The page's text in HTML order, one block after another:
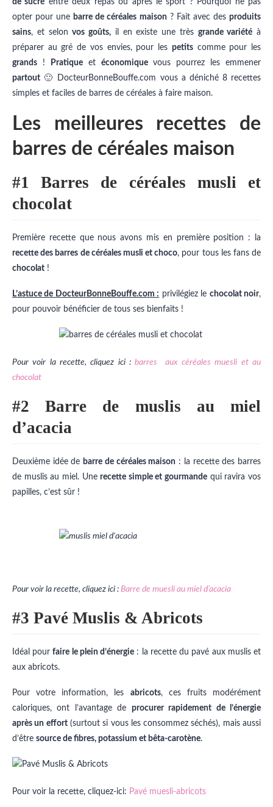
opter pour une barre de céréales maison? Fait avec desproduits
sains, et selonvos goûts, il en existe une très grande variété à
préparer au gré de vos envies, pour les petitscomme pour les
grands ! Pratiqueet économiquevous pourrez les emmener
partout 🙂 DocteurBonneBouffe.com vous a déniché 8 recettes
simples et faciles de barres de céréales à faire maison.
Les meilleures recettes de
barres de céréales maison
#1 Barres de céréales musli et
chocolat
Première recette que nous avons mis en première position : la
recette des barres de céréales musli et choco, pour tous les fans de
chocolat !
L’astuce de DocteurBonneBouffe.com : privilégiez le chocolat noir,
pour pouvoir bénéficier de tous ses bienfaits !
Pour voir la recette, cliquez ici : barres aux céréales muesli et au
chocolat
#2 Barre de muslis au miel
d’acacia
Deuxième idée de barre de céréales maison : la recette des barres
de muslis au miel. Unerecette simple et gourmande qui ravira vos
papilles, c’est sûr !
Pour voir la recette, cliquez ici : Barre de muesli au miel d’acacia
#3 Pavé Muslis & Abricots
Idéal pourfaire le plein d’énergie : la recette du pavé aux muslis et
aux abricots.
Pour votre information, les abricots, ces fruits modérément
caloriques, ont l’avantage de procurer rapidement de l’énergie
après un effort(surtout si vous les consommez séchés), mais aussi
d’être source de fibres, potassium et bêta-carotène.
Pour voir la recette, cliquez-ici: Pavé muesli-abricots